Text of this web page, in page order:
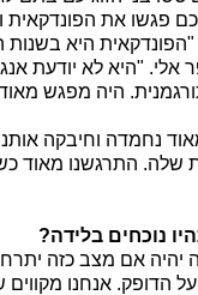
פגשו את הפונדקאית
היא בשנות
12", מספר אלי. "היא לא
היה מפגש
נחמדה וחיבקה
שלה. התרגשנו מאוד
נוכחים בלידה?
יהיה אם מצב כזה
הדופק. אנחנו מקווים